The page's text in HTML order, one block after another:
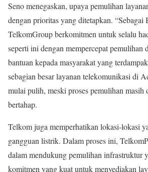
Seno menegaskan, upaya pemulihan
dengan prioritas yang ditetapkan.
TelkomGroup berkomitmen untuk selalu
seperti ini dengan mempercepat pemulihan
bantuan kepada masyarakat yang
sebagian besar layanan telekomunikasi di
mulai pulih, meski proses pemulihan masih
bertahap.
Telkom juga memperhatikan lokasi-lokasi
gangguan listrik. Dalam proses ini,
dalam mendukung pemulihan infrastruktur
komitmen yang kuat untuk menyediakan